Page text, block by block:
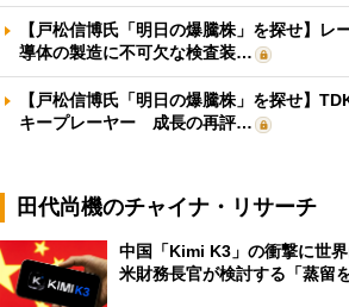
【戸松信博氏「明日の爆騰株」を探せ】レ
導体の製造に不可欠な検査装…
【戸松信博氏「明日の爆騰株」を探せ】
キープレーヤー 成長の再評…
田代尚機のチャイナ・リサーチ
中国「Kimi K3」の衝撃に世
米財務長官が検討する「蒸留